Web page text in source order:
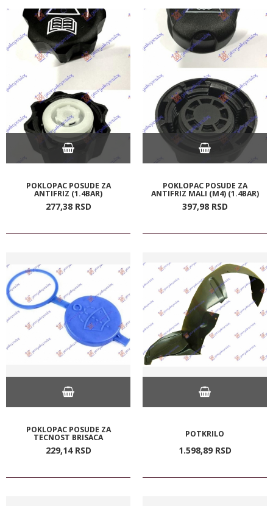
POKLOPAC POSUDE ZA
ANTIFRIZ (1.4BAR)
277,38 RSD
POKLOPAC POSUDE ZA
ANTIFRIZ MALI (M4) (1.4BAR)
397,98 RSD
POKLOPAC POSUDE ZA
TECNOST BRISACA
229,14 RSD
POTKRILO
1.598,89 RSD